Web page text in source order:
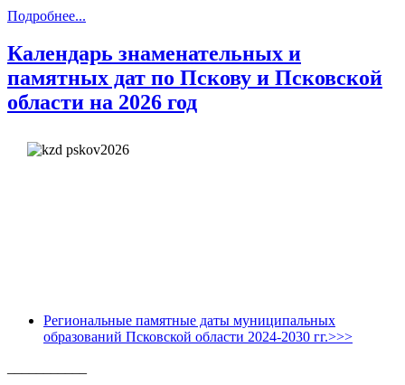
Подробнее...
Календарь знаменательных и
памятных дат по Пскову и Псковской
области на 2026 год
Региональные памятные даты муниципальных
образований Псковской области 2024-2030 гг.>>>